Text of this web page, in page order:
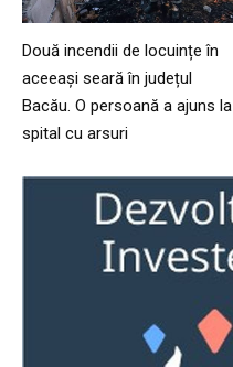
Două incendii de locuințe în
aceeași seară în județul
Bacău. O persoană a ajuns la
spital cu arsuri